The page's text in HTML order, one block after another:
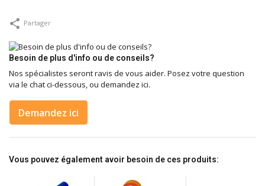
Partager
Besoin de plus d'info ou de conseils?
Nos spécialistes seront ravis de vous aider. Posez votre question
via le chat ci-dessous, ou demandez ici.
Demandez ici
Vous pouvez également avoir besoin de ces produits: